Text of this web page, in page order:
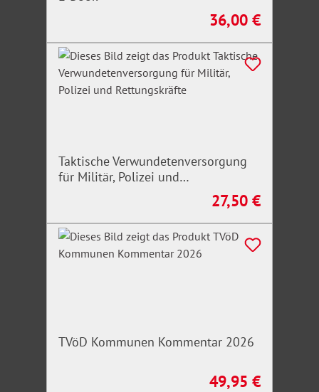
Regulärer Preis:
36,00 €
Taktische Verwundetenversorgung
für Militär, Polizei und
Regulärer Preis:
27,50 €
TVöD Kommunen Kommentar 2026
Regulärer Preis:
49,95 €